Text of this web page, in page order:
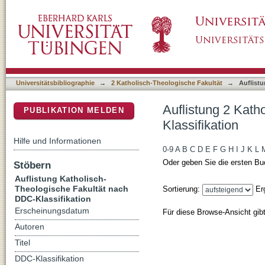
Universitätsbibliographie → 2 Katholisch-Theologische Fakultät →
Auflistung 2
Klassifikation
0-9 A B C D E F G H J K L
Oder geben Sie die ersten
Sortierung:
Für diese Browse-Ansicht
PUBLIKATION MELDEN
Hilfe und Informationen
Stöbern
Auflistung Katholisch-
Theologische Fakultät nach
DDC-Klassifikation
Erscheinungsdatum
Autoren
Titel
DDC-Klassifikation